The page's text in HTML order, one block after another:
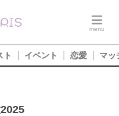
ト イベント 恋愛 マッ